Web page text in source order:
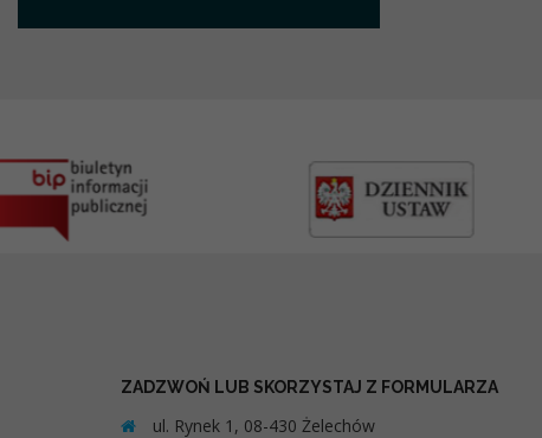
ZADZWOŃ LUB SKORZYSTAJ Z FORMULARZA
ul. Rynek 1, 08-430 Żelechów